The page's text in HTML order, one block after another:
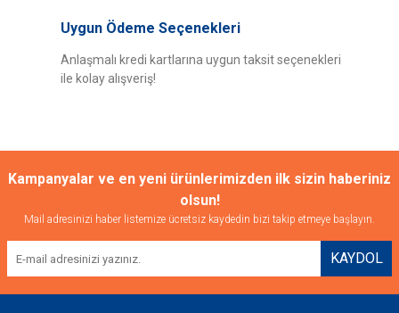
Uygun Ödeme Seçenekleri
Anlaşmalı kredi kartlarına uygun taksit seçenekleri
ile kolay alışveriş!
Kampanyalar ve en yeni ürünlerimizden ilk sizin haberiniz
olsun!
Mail adresinizi haber listemize ücretsiz kaydedin bizi takip etmeye başlayın.
KAYDOL